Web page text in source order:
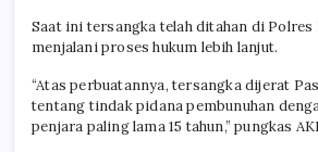
Saat ini tersangka telah ditahan di Polres
menjalani proses hukum lebih lanjut.
“Atas perbuatannya, tersangka dijerat
tentang tindak pidana pembunuhan
penjara paling lama 15 tahun,” pungkas